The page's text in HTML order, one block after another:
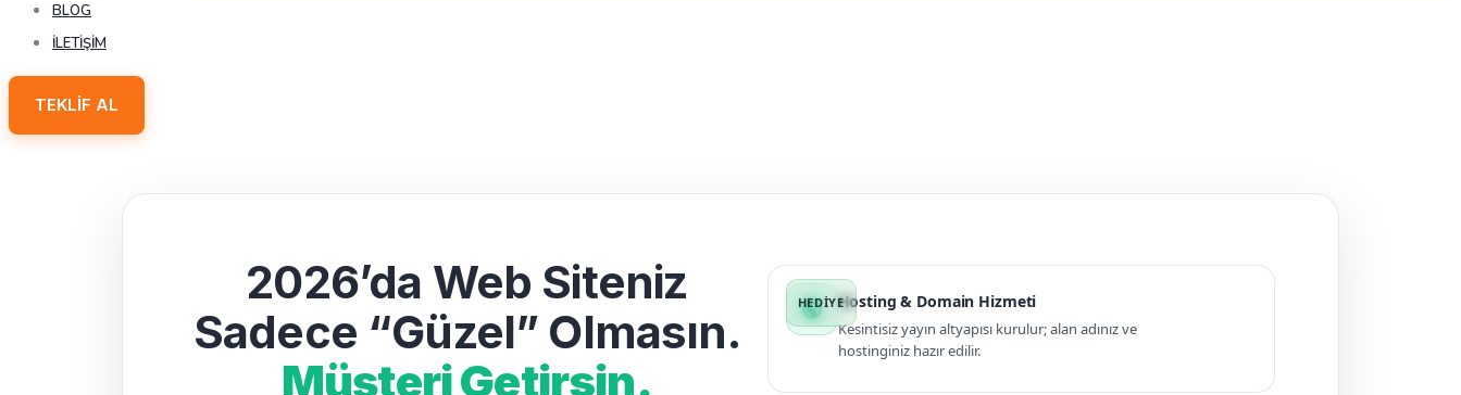
BLOG
İLETIŞIM
TEKLIF AL
2026’da Web Siteniz
Sadece “Güzel” Olmasın.
Müşteri Getirsin.
public Hosting & Domain Hizmeti
Kesintisiz yayın altyapısı kurulur; alan adınız ve
hostinginiz hazır edilir.